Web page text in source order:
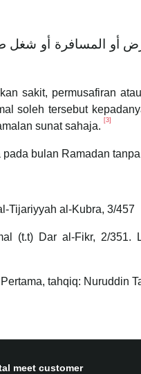
أو المسافرة أو شغل
sakit, permusafiran
soleh tersebut
sunat sahaja. [3]
bulan Ramadan
Tijariyyah al-Kubra, 3/457
(t.t) Dar al-Fikr, 2/351.
tahqiq: Nuruddin
meet customer